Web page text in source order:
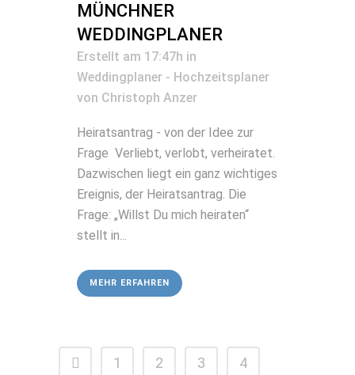
MÜNCHNER
WEDDINGPLANER
Erstellt am 17:47h in
Weddingplaner - Hochzeitsplaner
von Christoph Anzer
Heiratsantrag - von der Idee zur
Frage Verliebt, verlobt, verheiratet.
Dazwischen liegt ein ganz wichtiges
Ereignis, der Heiratsantrag. Die
Frage: „Willst Du mich heiraten“
stellt in...
MEHR ERFAHREN
1 2 3
4